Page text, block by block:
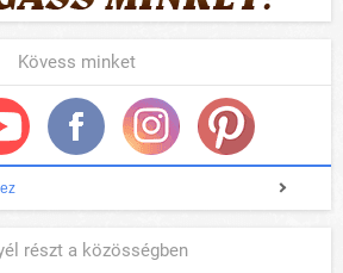
Kövess minket
részt a közösségben